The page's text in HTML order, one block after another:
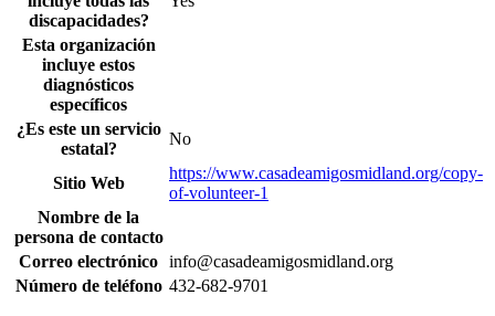
discapacidades?
Esta organización
incluye estos
diagnósticos
específicos
¿Es este un servicio
estatal?
No
Sitio Web
https://www.casadeamigosmidland.org/copy-
of-volunteer-1
Nombre de la
persona de contacto
Correo electrónico info@casadeamigosmidland.org
Número de teléfono 432-682-9701